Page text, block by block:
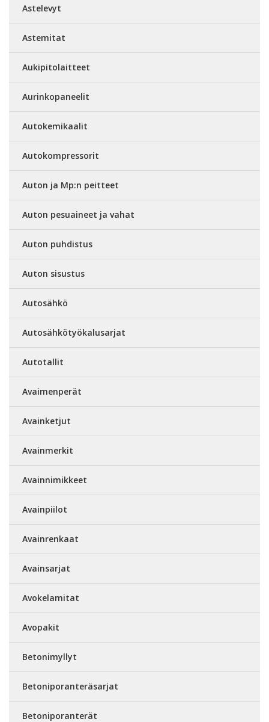
Astelevyt
Astemitat
Aukipitolaitteet
Aurinkopaneelit
Autokemikaalit
Autokompressorit
Auton ja Mp:n peitteet
Auton pesuaineet ja vahat
Auton puhdistus
Auton sisustus
Autosähkö
Autosähkötyökalusarjat
Autotallit
Avaimenperät
Avainketjut
Avainmerkit
Avainnimikkeet
Avainpiilot
Avainrenkaat
Avainsarjat
Avokelamitat
Avopakit
Betonimyllyt
Betoniporanteräsarjat
Betoniporanterät